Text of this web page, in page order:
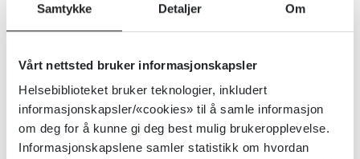
Samtykke Detaljer Om
Vårt nettsted bruker informasjonskapsler
Helsebiblioteket bruker teknologier, inkludert
informasjonskapsler/«cookies» til å samle informasjon
om deg for å kunne gi deg best mulig brukeropplevelse.
Informasjonskapslene samler statistikk om hvordan
Hvorfor blir helsehjelp utelatt?
Hva trengs av videre forskning?
Detaljer